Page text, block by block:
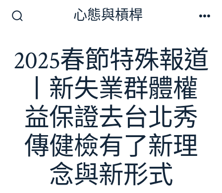
換
開
心態與槓桿
2025春節特殊報道
丨新失業群體權
益保證去台北秀
傳健檢有了新理
念與新形式